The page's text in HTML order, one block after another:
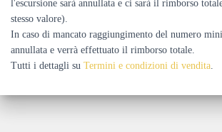
l'escursione sarà annullata e ci sarà il rimborso
stesso valore).
In caso di mancato raggiungimento del numero
annullata e verrà effettuato il rimborso totale.
Tutti i dettagli su Termini e condizioni di vendita.